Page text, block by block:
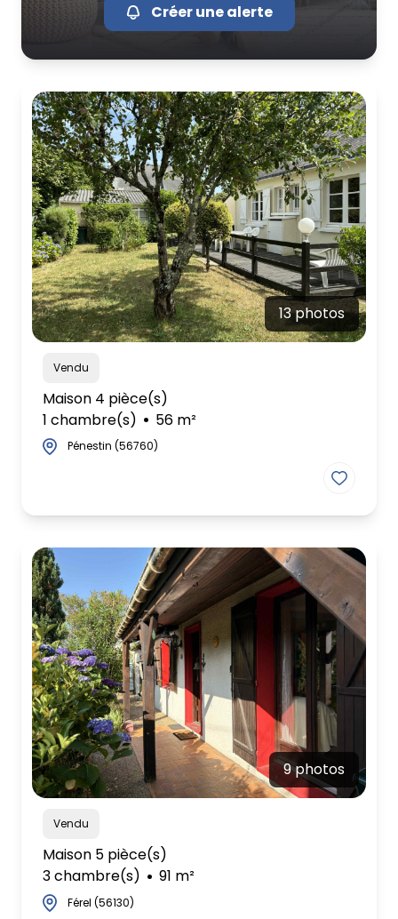
Créer une alerte
13 photos
Vendu
Maison 4 pièce(s)
1 chambre(s)
56 m²
Pénestin (56760)
9 photos
Vendu
Maison 5 pièce(s)
3 chambre(s)
91 m²
Férel (56130)